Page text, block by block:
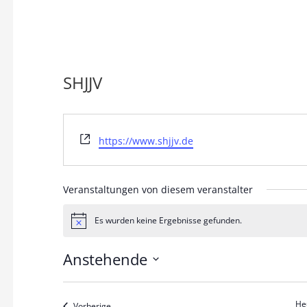
SHJJV
W
e
b
e
t
https://www.shjjv.de
Veranstaltungen von diesem veranstalter
H
w
e
i
Es wurden keine Ergebnisse gefunden.
Anstehende
D
a